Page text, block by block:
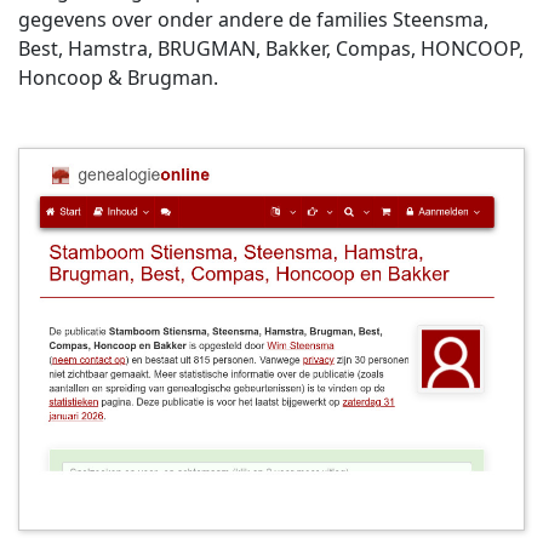
gegevens over onder andere de families Steensma,
Best, Hamstra, BRUGMAN, Bakker, Compas, HONCOOP,
Honcoop & Brugman.